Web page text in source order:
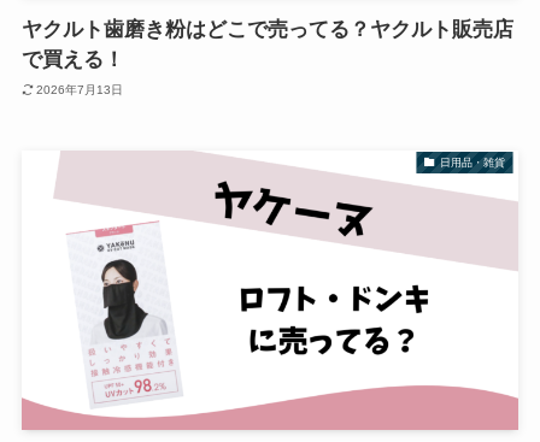
ヤクルト歯磨き粉はどこで売ってる？ヤクルト販売店
で買える！
2026年7月13日
日用品・雑貨